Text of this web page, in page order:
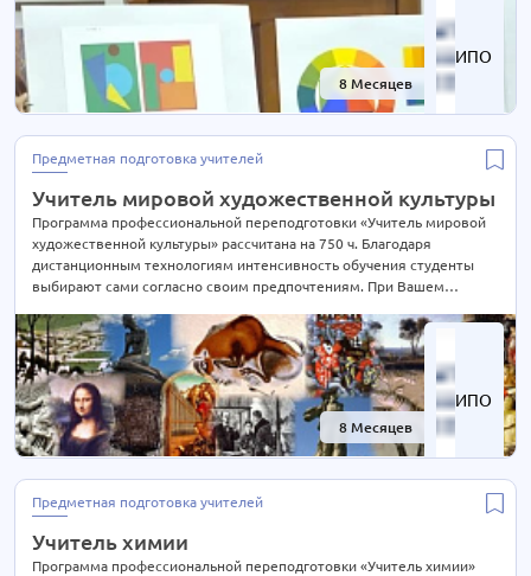
ИПО
8 Месяцев -67%
нам заявку для консультации.
ИПО
8 Месяцев -67%
Предметная подготовка учителей
Учитель мировой художественной культуры
Программа профессиональной переподготовки «Учитель мировой
художественной культуры» рассчитана на 750 ч. Благодаря
дистанционным технологиям интенсивность обучения студенты
выбирают сами согласно своим предпочтениям. При Вашем
2 РАЗА! Подробности уточняйте по телефону на сайте или отправьте
нам заявку для консультации.
Предметная подготовка учителей
Учитель химии
Программа профессиональной переподготовки «Учитель химии»